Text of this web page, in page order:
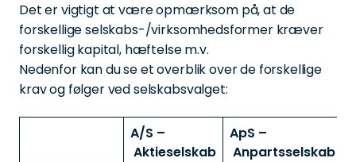
Det er vigtigt at være opmærksom på, at de
forskellige selskabs-/virksomhedsformer kræver
forskellig kapital, hæftelse m.v.
Nedenfor kan du se et overblik over de forskellige
krav og følger ved selskabsvalget:
A/S –
Aktieselskab
ApS –
Anpartsselskab